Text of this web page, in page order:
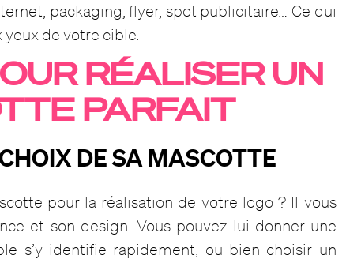
packaging, flyer, spot publicitaire… Ce qui
de votre cible.
RÉALISER UN
PARFAIT
DE SA MASCOTTE
pour la réalisation de votre logo ? Il vous
et son design. Vous pouvez lui donner une
s’y identifie rapidement, ou bien choisir un